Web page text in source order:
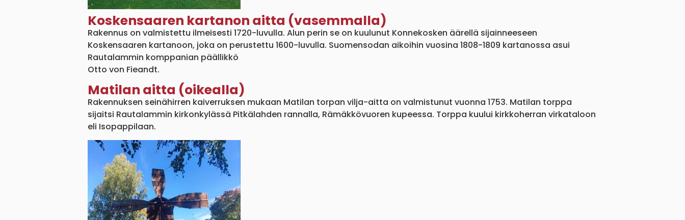
Koskensaaren kartanon aitta (vasemmalla)
Rakennus on valmistettu ilmeisesti 1720-luvulla. Alun perin se on kuulunut Konnekosken äärellä sijainneeseen
Koskensaaren kartanoon, joka on perustettu 1600-luvulla. Suomensodan aikoihin vuosina 1808-1809 kartanossa asui
Rautalammin komppanian päällikkö
Otto von Fieandt.
Matilan aitta (oikealla)
Rakennuksen seinähirren kaiverruksen mukaan Matilan torpan vilja-aitta on valmistunut vuonna 1753. Matilan torppa
sijaitsi Rautalammin kirkonkylässä Pitkälahden rannalla, Rämäkkövuoren kupeessa. Torppa kuului kirkkoherran virkataloon
eli Isopappilaan.